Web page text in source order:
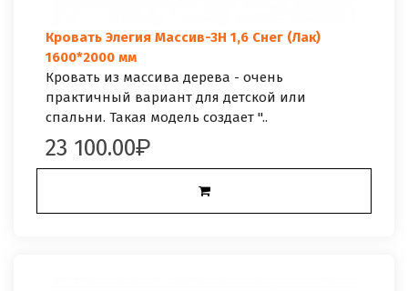
Кровать Элегия Массив-3Н 1,6 Снег (Лак)
1600*2000 мм
Кровать из массива дерева - очень
практичный вариант для детской или
спальни. Такая модель создает "..
23 100.00